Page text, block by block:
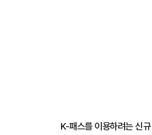
K-패스를 이용하려는 신